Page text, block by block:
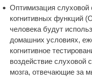
Оптимизация
когнитивных функций
человека будут
домашних условиях,
когнитивное
воздействие слуховой
мозга, отвечающие за